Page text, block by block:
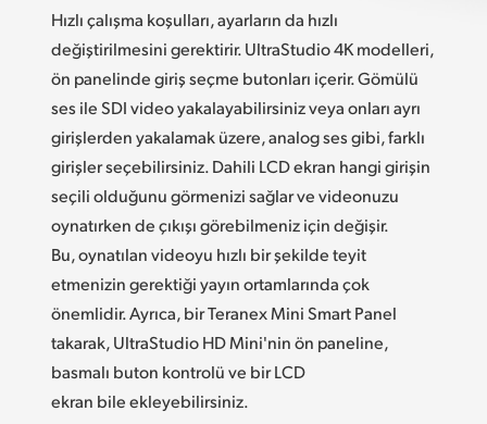
Hızlı çalışma koşulları, ayarların da hızlı
değiştirilmesini gerektirir. UltraStudio 4K modelleri,
ön panelinde giriş seçme butonları içerir. Gömülü
ses ile SDI video yakalayabilirsiniz veya onları ayrı
girişlerden yakalamak üzere, analog ses gibi, farklı
girişler seçebilirsiniz. Dahili LCD ekran hangi girişin
seçili olduğunu görmenizi sağlar ve videonuzu
oynatırken de çıkışı görebilmeniz için değişir.
Bu, oynatılan videoyu hızlı bir şekilde teyit
etmenizin gerektiği yayın ortamlarında çok
önemlidir. Ayrıca, bir Teranex Mini Smart Panel
takarak, UltraStudio HD Mini'nin ön paneline,
basmalı buton kontrolü ve bir LCD
ekran bile ekleyebilirsiniz.